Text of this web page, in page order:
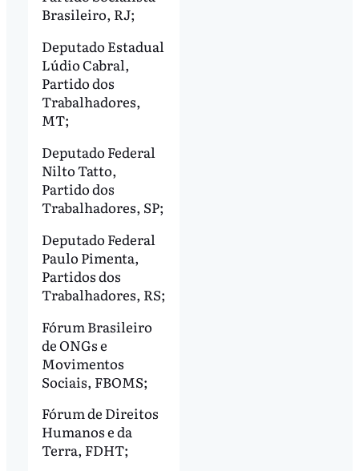
Brasileiro, RJ;
Deputado Estadual
Lúdio Cabral,
Partido dos
Trabalhadores,
MT;
Deputado Federal
Nilto Tatto,
Partido dos
Trabalhadores, SP;
Deputado Federal
Paulo Pimenta,
Partidos dos
Trabalhadores, RS;
Fórum Brasileiro
de ONGs e
Movimentos
Sociais, FBOMS;
Fórum de Direitos
Humanos e da
Terra, FDHT;